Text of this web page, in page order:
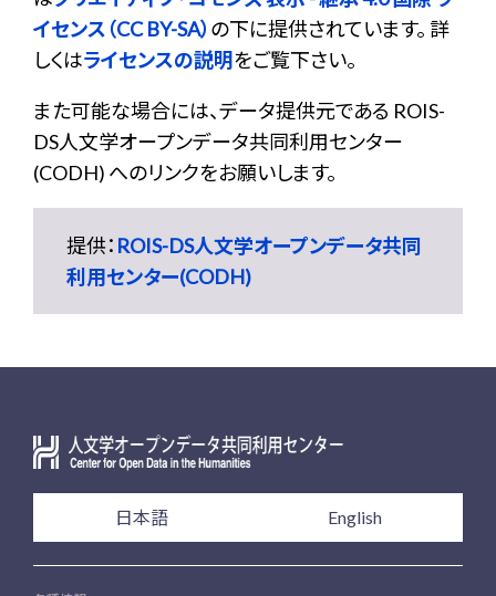
イセンス（CC BY-SA） の下に提供されています。 詳
しくはライセンスの説明をご覧下さい。
また可能な場合には、データ提供元である ROIS-
DS人文学オープンデータ共同利用センター
(CODH) へのリンクをお願いします。
提供： ROIS-DS人文学オープンデータ共同
利用センター(CODH)
日本語 English